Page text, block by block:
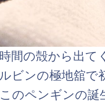
間の殻から出て
ビンの極地舘で
のペンギンの誕